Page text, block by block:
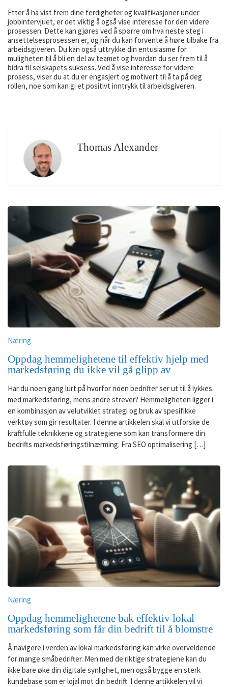
Etter å ha vist frem dine ferdigheter og kvalifikasjoner under
jobbintervjuet, er det viktig å også vise interesse for den videre
prosessen. Dette kan gjøres ved å spørre om hva neste steg i
ansettelsesprosessen er, og når du kan forvente å høre tilbake fra
arbeidsgiveren. Du kan også uttrykke din entusiasme for
muligheten til å bli en del av teamet og hvordan du ser frem til å
bidra til selskapets suksess. Ved å vise interesse for videre
prosess, viser du at du er engasjert og motivert til å ta på deg
rollen, noe som kan gi et positivt inntrykk til arbeidsgiveren.
Thomas Alexander
Næring
Oppdag hemmelighetene til effektiv hjelp med
markedsføring du ikke vil gå glipp av
Har du noen gang lurt på hvorfor noen bedrifter ser ut til å lykkes
med markedsføring, mens andre strever? Hemmeligheten ligger i
en kombinasjon av velutviklet strategi og bruk av spesifikke
verktøy som gir resultater. I denne artikkelen skal vi utforske de
kraftfulle teknikkene og strategiene som kan transformere din
bedrifts markedsføringstilnærming. Fra SEO optimalisering […]
Næring
Oppdag hemmelighetene bak effektiv lokal
markedsføring som får din bedrift til å blomstre
Å navigere i verden av lokal markedsføring kan virke overveldende
for mange småbedrifter. Men med de riktige strategiene kan du
ikke bare øke din digitale synlighet, men også bygge en sterk
kundebase som er lojal mot din bedrift. I denne artikkelen vil vi